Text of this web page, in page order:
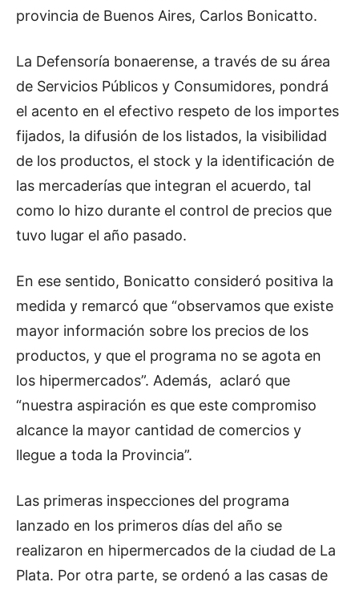
provincia de Buenos Aires, Carlos Bonicatto.
La Defensoría bonaerense, a través de su área
de Servicios Públicos y Consumidores, pondrá
el acento en el efectivo respeto de los importes
fijados, la difusión de los listados, la visibilidad
de los productos, el stock y la identificación de
las mercaderías que integran el acuerdo, tal
como lo hizo durante el control de precios que
tuvo lugar el año pasado.
En ese sentido, Bonicatto consideró positiva la
medida y remarcó que “observamos que existe
mayor información sobre los precios de los
productos, y que el programa no se agota en
los hipermercados”. Además, aclaró que
“nuestra aspiración es que este compromiso
alcance la mayor cantidad de comercios y
llegue a toda la Provincia”.
Las primeras inspecciones del programa
lanzado en los primeros días del año se
realizaron en hipermercados de la ciudad de La
Plata. Por otra parte, se ordenó a las casas de